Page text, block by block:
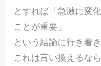
とすれば「急激に変
ことが重要」
という結論に行き着き
これは言い換えるなら